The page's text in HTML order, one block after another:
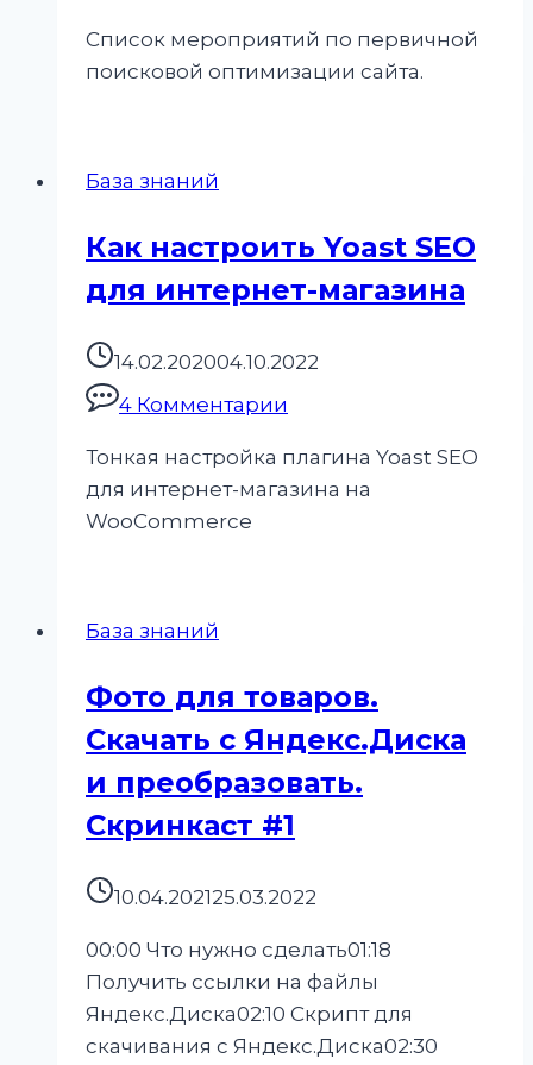
Список мероприятий по первичной
поисковой оптимизации сайта.
База знаний
Как настроить Yoast SEO
для интернет-магазина
14.02.202004.10.2022
4 Комментарии
Тонкая настройка плагина Yoast SEO
для интернет-магазина на
WooCommerce
База знаний
Фото для товаров.
Скачать с Яндекс.Диска
и преобразовать.
Скринкаст #1
10.04.202125.03.2022
00:00 Что нужно сделать01:18
Получить ссылки на файлы
Яндекс.Диска02:10 Скрипт для
скачивания с Яндекс.Диска02:30